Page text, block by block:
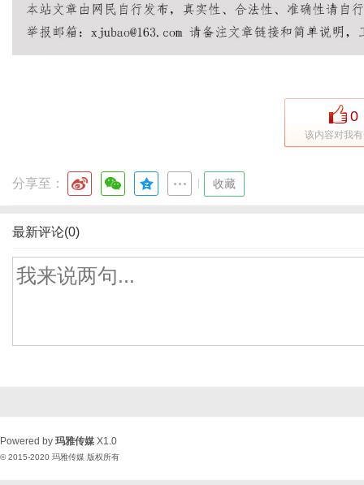
0
该内容对我
分享至： 收藏
最新评论(0)
Powered by 玛雅传媒 X1.0
© 2015-2020 玛雅传媒 版权所有